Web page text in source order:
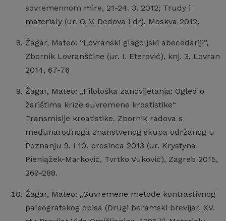
sovremennom mire, 21-24. 3. 2012; Trudy i
materialy (ur. O. V. Dedova i dr), Moskva 2012.
Žagar, Mateo: “Lovranski glagoljski abecedariji”,
Zbornik Lovranšćine (ur. I. Eterović), knj. 3, Lovran
2014, 67-76
Žagar, Mateo: „Filološka zanovijetanja: Ogled o
žarištima krize suvremene kroatistike“
Transmisije kroatistike. Zbornik radova s
međunarodnoga znanstvenog skupa održanog u
Poznanju 9. i 10. prosinca 2013 (ur. Krystyna
Pieniąžek-Marković, Tvrtko Vuković), Zagreb 2015,
269-288.
Žagar, Mateo: „Suvremene metode kontrastivnog
paleografskog opisa (Drugi beramski brevijar, XV.